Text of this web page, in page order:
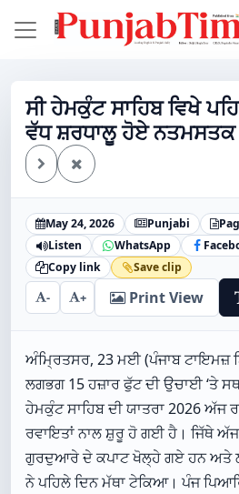
ਸੀ ਹੇਮਕੁੰਟ ਸਾਹਿਬ ਵਿਖੇ
ਵੱਧ ਸ਼ਰਧਾਲੂ ਹੋਏ ਨਤਮਸਤਕ
May 24, 2026 Punjabi
Listen
WhatsApp
Copy link
Save clip
- + Print View
ਅੰਮ੍ਰਿਤਸਰ, 23 ਮਈ (ਪੰਜਾਬ ਟਾਇਮਜ਼
ਲਗਭਗ 15 ਹਜ਼ਾਰ ਫੁੱਟ ਦੀ ਉਚਾਈ ‘ਤੇ
ਹੇਮਕੁੰਟ ਸਾਹਿਬ ਦੀ ਯਾਤਰਾ 2026 ਅੱਜ
ਰਵਾਇਤਾਂ ਨਾਲ ਸ਼ੁਰੂ ਹੋ ਗਈ ਹੈ। ਜਿੱਥੇ
ਗੁਰਦੁਆਰੇ ਦੇ ਕਪਾਟ ਖੋਲ੍ਹੇ ਗਏ ਹਨ ਅਤੇ
ਨੇ ਪਹਿਲੇ ਦਿਨ ਮੱਥਾ ਟੇਕਿਆ। ਪੰਜ